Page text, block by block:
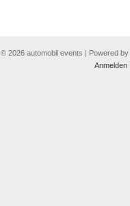
© 2026 automobil events | Powered by
Anmelden|